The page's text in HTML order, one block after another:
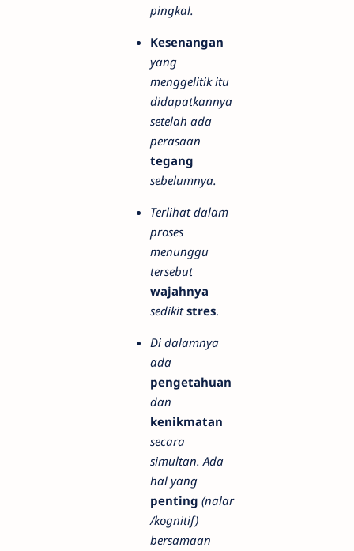
pingkal.
Kesenangan
yang
menggelitikitu
didapatkannya
setelah ada
perasaan
tegang
sebelumnya.
Terlihat dalam
proses
menunggu
tersebut
wajahnya
sedikitstres.
Di dalamnya
ada
pengetahuan
dan
kenikmatan
secara
simultan. Ada
hal yang
penting (nalar
/kognitif)
bersamaan